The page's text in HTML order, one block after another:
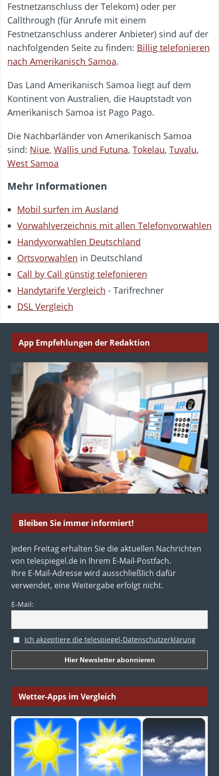
Festnetzanschluss der Telekom) oder per
Callthrough (für Anrufe mit einem
Festnetzanschluss anderer Anbieter) sind auf der
nachfolgenden Seite zu finden: Billig telefonieren
nach Amerikanisch Samoa.
Das Land Amerikanisch Samoa liegt auf dem
Kontinent von Australien, die Hauptstadt von
Amerikanisch Samoa ist Pago Pago.
Die Nachbarländer von Amerikanisch Samoa
sind: Niue, Wallis und Futuna, Tokelau, Tuvalu,
West Samoa
Mehr Informationen
Mobil surfen im Ausland
Vorwahlverzeichnis mit allen Telefonvorwahlen
Handyvorwahlen Deutschland
Ortsvorwahlen in Deutschland
Call by Call günstig telefonieren
Handytarife Vergleich - Tarifrechner
DSL Vergleich
App Empfehlungen der Redaktion
Bleiben Sie immer informiert!
Jeden Freitag erhalten Sie die aktuellen Nachrichten
von telespiegel.de in Ihrem E-Mail-Postfach.
Ihre E-Mail-Adresse wird ausschließlich dafür
verwendet, eine Weitergabe erfolgt nicht.
E-Mail:
Ich akzeptiere die telespiegel-Datenschutzerklärung
Wetter-Apps im Vergleich